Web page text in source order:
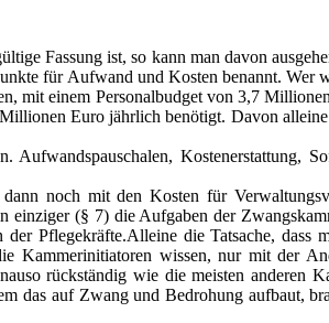
Fassung ist, so kann man davon
für Aufwand und Kosten benannt.
mit einem Personalbudget von 3,7
Euro jährlich benötigt. Davon
Kostenerstattung,
noch mit den Kosten für
(§ 7) die Aufgaben der
Pflegekräfte.Alleine die Tatsache,
wissen, nur mit der
rückständig wie die meisten anderen
das auf Zwang und Bedrohung aufbaut,